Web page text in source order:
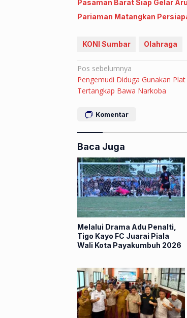
Pasaman Barat Siap Gelar
Pariaman Matangkan
KONI Sumbar Olahraga
Navigasi
pos
Pos sebelumnya
Pengemudi Diduga Gunakan
Tertangkap Bawa Narkoba
Komentar
Baca Juga
Melalui Drama Adu Penalti,
Tigo Kayo FC Juarai Piala
Wali Kota Payakumbuh 2026